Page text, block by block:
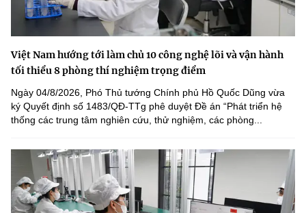
Việt Nam hướng tới làm chủ 10 công nghệ lõi và vận hành
tối thiểu 8 phòng thí nghiệm trọng điểm
Ngày 04/8/2026, Phó Thủ tướng Chính phủ Hồ Quốc Dũng vừa
ký Quyết định số 1483/QĐ-TTg phê duyệt Đề án “Phát triển hệ
thống các trung tâm nghiên cứu, thử nghiệm, các phòng...